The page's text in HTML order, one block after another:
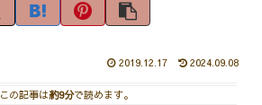
2019.12.17 2024.09.08
この記事は約9分で読めます。